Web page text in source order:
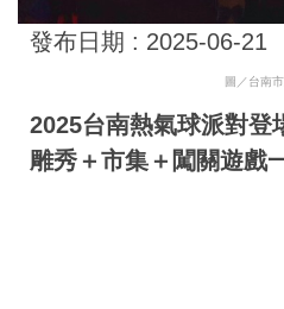
發布日期 : 2025-06-21
圖／台南
2025台南熱氣球派對
雕秀＋市集＋闖關遊戲